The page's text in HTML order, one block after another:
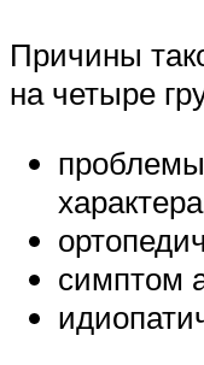
Причины
на четыре
проблемы
симптом